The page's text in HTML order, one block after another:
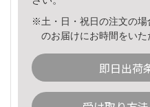
※土・日・祝日の注文の場
のお届けにお時間をいた
即日出荷